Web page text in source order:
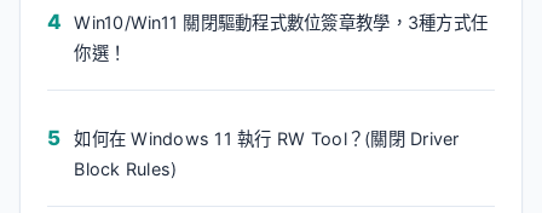
Win10/Win11 關閉驅動程式數位簽章教學，3種方式任
你選！
如何在 Windows 11 執行 RW Tool？(關閉 Driver
Block Rules)